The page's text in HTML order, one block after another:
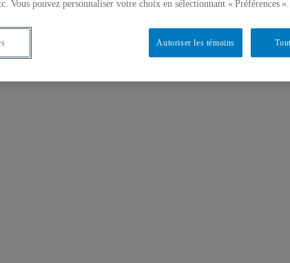
Vous pouvez personnaliser votre choix en sélectionnant « Préférences ».
Autoriser les témoins